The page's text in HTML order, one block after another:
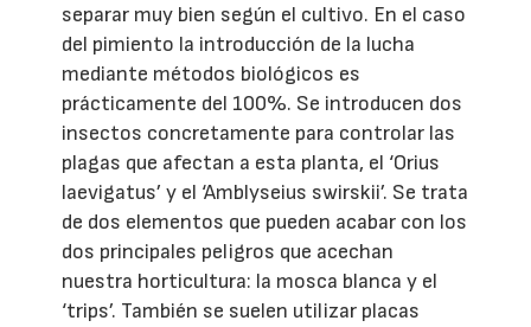
separar muy bien según el cultivo. En el caso
del pimiento la introducción de la lucha
mediante métodos biológicos es
prácticamente del 100%. Se introducen dos
insectos concretamente para controlar las
plagas que afectan a esta planta, el ‘Orius
laevigatus’ y el ‘Amblyseius swirskii’. Se trata
de dos elementos que pueden acabar con los
dos principales peligros que acechan
nuestra horticultura: la mosca blanca y el
‘trips’. También se suelen utilizar placas